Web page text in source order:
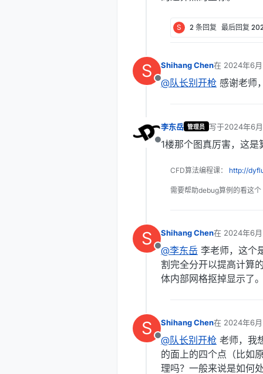
S 2 条回复 最后回复
S
离线
Shihang Chen在 2024年6
最后由 编辑
@队长别开枪 感谢老师
离线
李东岳 管理员 写于2024年6
最后由 编辑
1楼那个图真厉害，这
CFD算法编程课： http://
需要帮助debug算例的看这个
S
离线
Shihang Chen在 2024年6
最后由 编辑
@李东岳 李老师，这个
割完全分开以提高计算
体内部网格抠掉显示了
S
离线
Shihang Chen在 2024年6
最后由 编辑
@队长别开枪 老师，我
的面上的四个点（比如
理吗？一般来说是如何